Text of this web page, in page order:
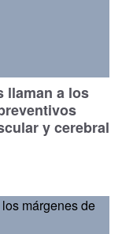
llaman a los
y cerebral